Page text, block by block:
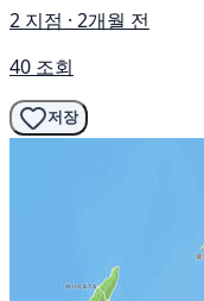
2 지점 · 2개월 전
40 조회
저장